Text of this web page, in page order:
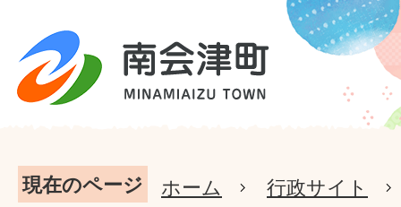
現在のページ ホーム 行政サイト